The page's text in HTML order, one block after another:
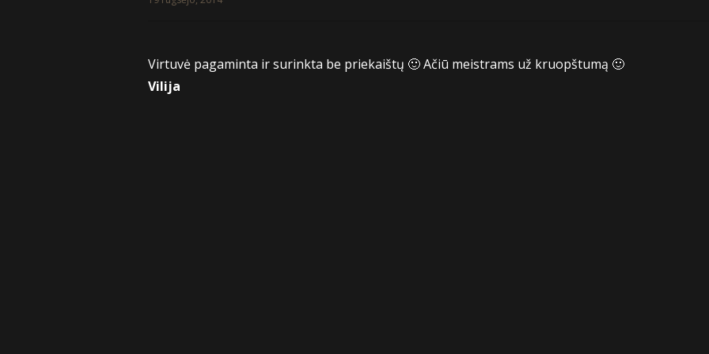
Virtuvė pagaminta ir surinkta be priekaištų 🙂 Ačiū meistrams už kruopštumą 🙂
Vilija